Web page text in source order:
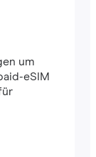
um
eSIM